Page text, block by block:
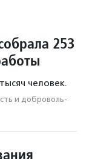
253
человек.
и доброволь­